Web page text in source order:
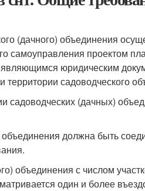
(дачного) объединения
проектом
юридическим
территории садоводческого
садоводческих (дачных)
должна быть
объединения с числом
один и более